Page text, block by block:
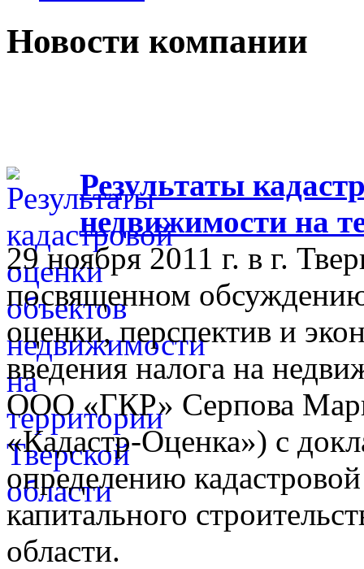
Новости компании
Результаты
недвижимости на
29 ноября 2011 г. в г.
посвященном обсуждению
оценки, перспектив и
введения налога на
ООО «ГКР» Серпова
«Кадастр-Оценка») с
определению
капитального
области.